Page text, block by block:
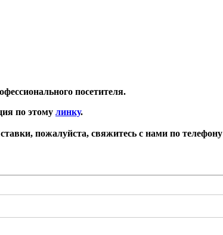
посетителя.
по этому линку.
пожалуйста, свяжитесь с нами по телефону